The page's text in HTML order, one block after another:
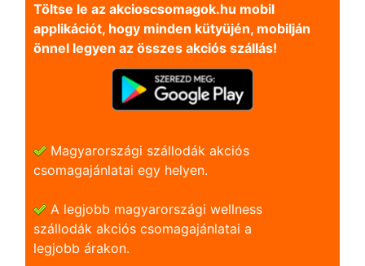
Töltse le az akcioscsomagok.hu mobil
applikációt, hogy minden kütyüjén, mobilján
önnel legyen az összes akciós szállás!
Magyarországi szállodák akciós
csomagajánlatai egy helyen.
A legjobb magyarországi wellness
szállodák akciós csomagajánlatai a
legjobb árakon.